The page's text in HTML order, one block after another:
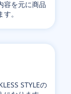
容を元に商品
。
STYLEの